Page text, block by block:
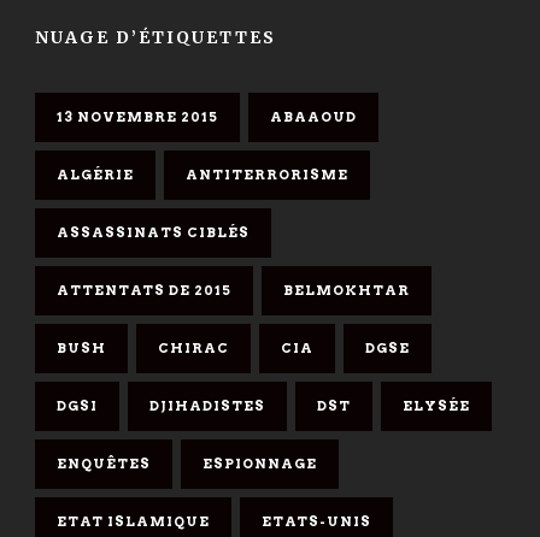
NUAGE D’ÉTIQUETTES
13 NOVEMBRE 2015 ABAAOUD
ALGÉRIE ANTITERRORISME
ASSASSINATS CIBLÉS
ATTENTATS DE 2015 BELMOKHTAR
BUSH CHIRAC CIA DGSE
DGSI DJIHADISTES DST ELYSÉE
ENQUÊTES ESPIONNAGE
ETAT ISLAMIQUE ETATS-UNIS